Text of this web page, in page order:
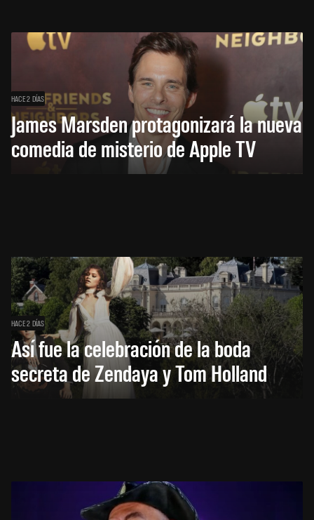
HACE 2 DÍAS
James Marsden protagonizará la nueva
comedia de misterio de Apple TV
HACE 2 DÍAS
Así fue la celebración de la boda
secreta de Zendaya y Tom Holland